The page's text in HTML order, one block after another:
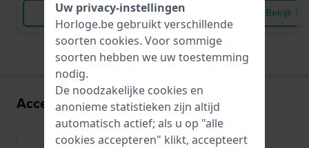
Bekijk Product Bekijk
Accessoires voor het Y121 uurwerk:
Uw privacy-instellingen
Horloge.be gebruikt verschillende
soorten cookies. Voor sommige
soorten hebben we uw toestemming
nodig.
De noodzakelijke cookies en
anonieme statistieken zijn altijd
automatisch actief; als u op "alle
cookies accepteren" klikt, accepteert